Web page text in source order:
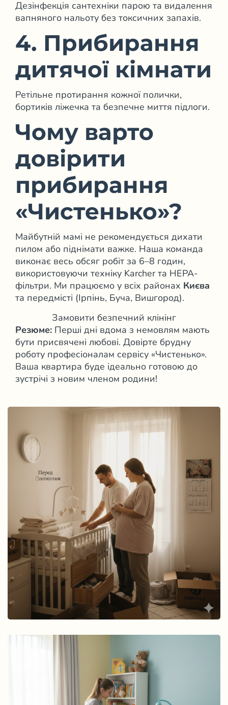
Дезінфекція сантехніки парою та видалення
вапняного нальоту без токсичних запахів.
4. Прибирання
дитячої кімнати
Ретільне протирання кожної полички,
бортиків ліжечка та безпечне миття підлоги.
Чому варто
довірити
прибирання
«Чистенько»?
Майбутній мамі не рекомендується дихати
пилом або піднімати важке. Наша команда
виконає весь обсяг робіт за 6–8 годин,
використовуючи техніку Karcher та HEPA-
фільтри. Ми працюємо у всіх районах Києва
та передмісті (Ірпінь, Буча, Вишгород).
Замовити безпечний клінінг
Резюме: Перші дні вдома з немовлям мають
бути присвячені любові. Довірте брудну
роботу професіоналам сервісу «Чистенько».
Ваша квартира буде ідеально готовою до
зустрічі з новим членом родини!